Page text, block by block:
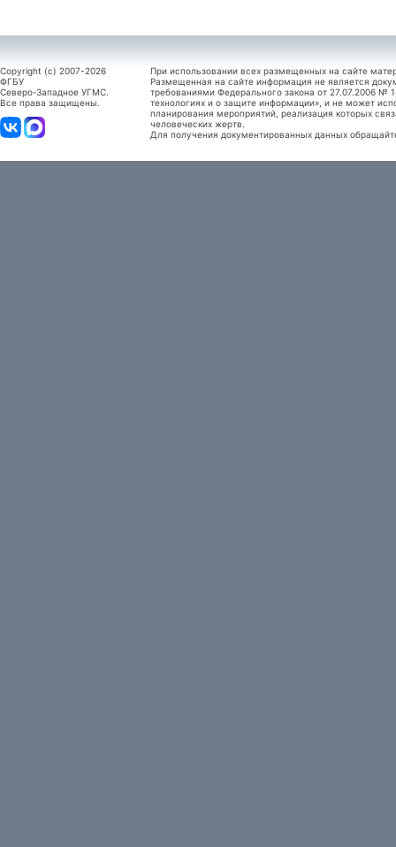
Copyright (c) 2007-2026
ФГБУ
Северо-Западное УГМС.
Все права защищены.
При использовании всех размещенных на сайте
Размещенная на сайте информация не является
требованиями Федерального закона от 27.07.2006
технологиях и о защите информации», и не может
планирования мероприятий, реализация которых
человеческих жертв.
Для получения документированных данных